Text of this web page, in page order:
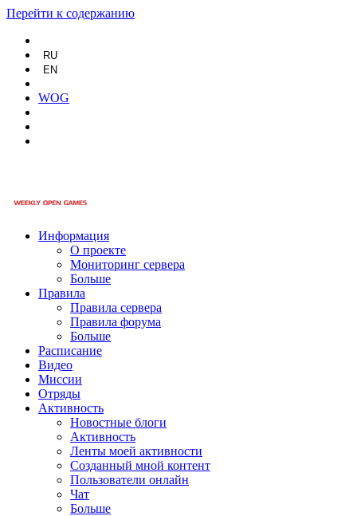
Перейти к содержанию
RU
EN
WOG
Информация
О проекте
Мониторинг сервера
Больше
Правила
Правила сервера
Правила форума
Больше
Расписание
Видео
Миссии
Отряды
Активность
Новостные блоги
Активность
Ленты моей активности
Созданный мной контент
Пользователи онлайн
Чат
Больше